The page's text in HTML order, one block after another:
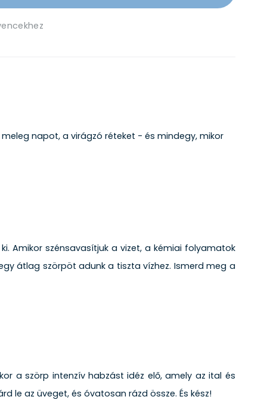
napot, a virágzó réteket - és mindegy, mikor
Amikor szénsavasítjuk a vizet, a kémiai folyamatok
átlag szörpöt adunk a tiszta vízhez. Ismerd meg a
a szörp intenzív habzást idéz elő, amely az ital és
le az üveget, és óvatosan rázd össze. És kész!